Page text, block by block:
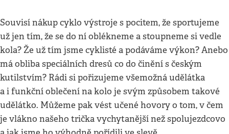
Souvisí nákup cyklo výstroje s pocitem, že sportujeme
už jen tím, že se do ní oblékneme a stoupneme si vedle
kola? Že už tím jsme cyklisté a podáváme výkon? Anebo
má obliba speciálních dresů co do činění s českým
kutilstvím? Rádi si pořizujeme všemožná udělátka
a i funkční oblečení na kolo je svým způsobem takové
udělátko. Můžeme pak vést učené hovory o tom, v čem
je vlákno našeho trička vychytanější než spolujezdcovo